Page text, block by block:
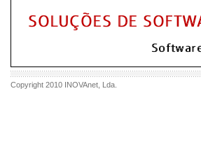
Copyright 2010 INOVAnet , Lda.